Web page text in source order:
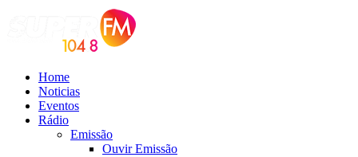
Home
Noticias
Eventos
Rádio
Emissão
Ouvir Emissão